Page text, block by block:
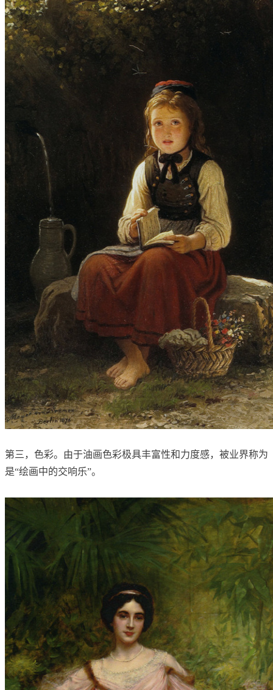
第三，色彩。由于油画色彩极具丰富性和力度感，被业界称为
是“绘画中的交响乐”。